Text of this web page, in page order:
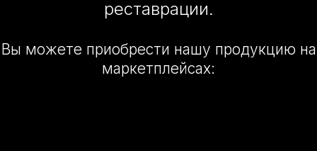
реставрации.
Вы можете приобрести нашу продукцию на
маркетплейсах: